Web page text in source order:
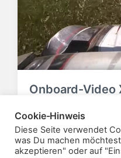
Onboard-Video
V
e
r
ö
e
r
ö
Cookie-Hinweis
Diese Seite verwendet
was Du machen
akzeptieren" oder auf